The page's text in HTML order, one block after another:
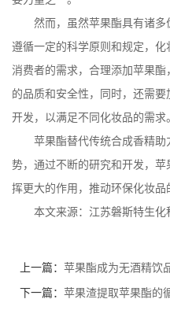
然而，虽然苹果酯具有诸
遵循一定的科学原则和规定，
消费者的需求，合理添加苹果
的品质和安全性，同时，还需
开发，以满足不同化妆品的需求
苹果酯替代传统合成香精
势，通过不断的研究和开发，
挥更大的作用，推动环保化妆品
本文来源：江苏磐斯特生化
上一篇： 苹果酯成为无酒精饮
下一篇： 苹果渣提取苹果酯的